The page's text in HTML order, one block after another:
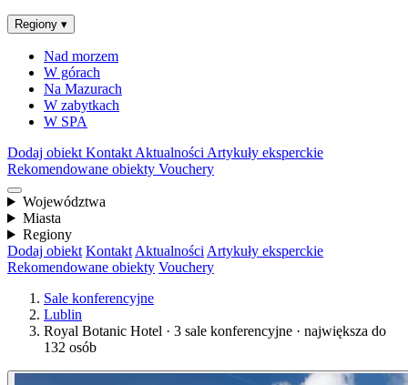
Regiony ▾
Nad morzem
W górach
Na Mazurach
W zabytkach
W SPA
Dodaj obiekt Kontakt Aktualności Artykuły eksperckie
Rekomendowane obiekty Vouchery
Województwa
Miasta
Regiony
Dodaj obiekt Kontakt Aktualności Artykuły eksperckie
Rekomendowane obiekty Vouchery
Sale konferencyjne
Lublin
Royal Botanic Hotel · 3 sale konferencyjne · największa do
132 osób